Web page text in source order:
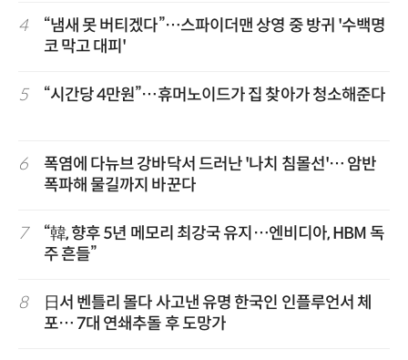
4
“냄새 못 버티겠다”…스파이더맨 상영 중 방귀 '수백명
코 막고 대피'
5 “시간당 4만원”…휴머노이드가 집 찾아가 청소해준다
6
폭염에 다뉴브 강바닥서 드러난 '나치 침몰선'… 암반
폭파해 물길까지 바꾼다
7
“韓, 향후 5년 메모리 최강국 유지…엔비디아, HBM 독
주 흔들”
8
日서 벤틀리 몰다 사고낸 유명 한국인 인플루언서 체
포… 7대 연쇄추돌 후 도망가